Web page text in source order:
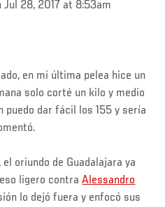
Jul 28, 2017 at 8:53am
en mi última pelea hice un
solo corté un kilo y medio
puedo dar fácil los 155 y sería
oriundo de Guadalajara ya
ligero contraAlessandro
lo dejó fuera y enfocó sus